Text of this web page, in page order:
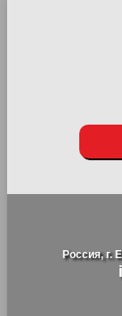
Россия, г.